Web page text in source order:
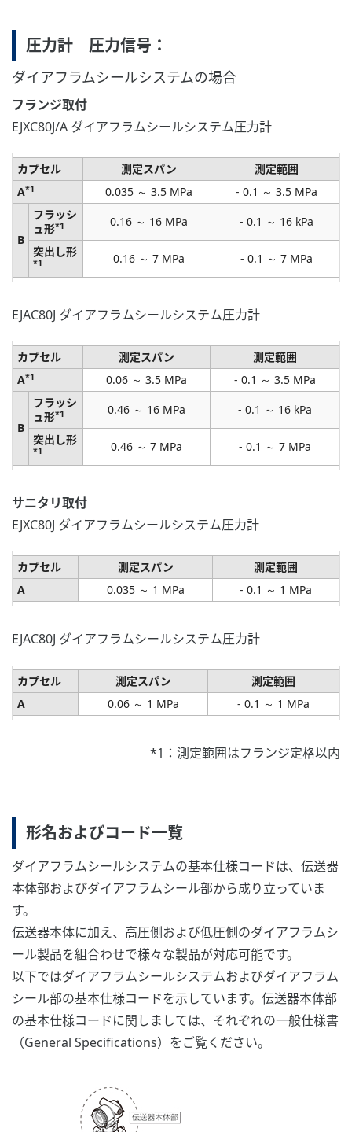
圧力計 圧力信号：
ダイアフラムシールシステムの場合
フランジ取付
EJXC80J/A ダイアフラムシールシステム圧力計
カプセル 測定スパン
測定範囲
A*1 0.035 ～ 3.5 MPa - 0.1 ～ 3.5 MPa
B
フラッシ
ュ形*1 0.16 ～ 16 MPa
- 0.1 ～ 16 kPa
突出し形
*1 0.16 ～ 7 MPa - 0.1 ～ 7 MPa
EJAC80J ダイアフラムシールシステム圧力計
カプセル 測定スパン
測定範囲
A*1 0.06 ～ 3.5 MPa - 0.1 ～ 3.5 MPa
B
フラッシ
ュ形*1 0.46 ～ 16 MPa
- 0.1 ～ 16 kPa
突出し形
*1 0.46 ～ 7 MPa - 0.1 ～ 7 MPa
サニタリ取付
EJXC80J ダイアフラムシールシステム圧力計
カプセル 測定スパン
測定範囲
A
0.035 ～ 1 MPa - 0.1 ～ 1 MPa
EJAC80J ダイアフラムシールシステム圧力計
カプセル 測定スパン
測定範囲
A
0.06 ～ 1 MPa - 0.1 ～ 1 MPa
*1：測定範囲はフランジ定格以内
形名およびコード一覧
ダイアフラムシールシステムの基本仕様コードは、伝送器
本体部およびダイアフラムシール部から成り立っていま
す。
伝送器本体に加え、高圧側および低圧側のダイアフラムシ
ール製品を組合わせで様々な製品が対応可能です。
以下ではダイアフラムシールシステムおよびダイアフラム
シール部の基本仕様コードを示しています。伝送器本体部
の基本仕様コードに関しましては、それぞれの一般仕様書
（General Specifications）をご覧ください。